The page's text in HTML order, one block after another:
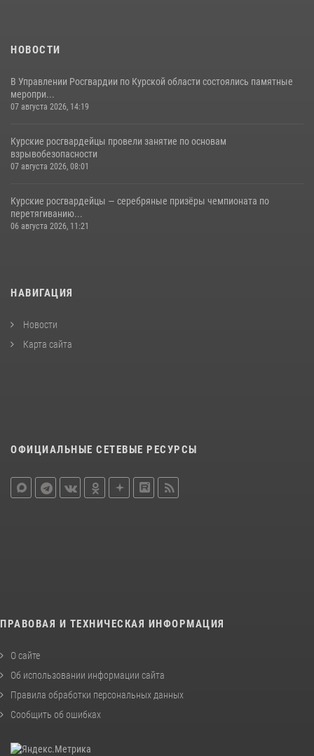
НОВОСТИ
В Управлении Росгвардии по Курской области состоялись памятные
меропри...
07 августа 2026, 14:19
Курские росгвардейцы провели занятие по основам
взрывобезопасности
07 августа 2026, 08:01
Курские росгвардейцы — серебряные призёры чемпионата по
перетягиванию...
06 августа 2026, 11:21
НАВИГАЦИЯ
Новости
Карта сайта
ОФИЦИАЛЬНЫЕ СЕТЕВЫЕ РЕСУРСЫ
ПРАВОВАЯ И ТЕХНИЧЕСКАЯ ИНФОРМАЦИЯ
О сайте
Об использовании информации сайта
Правила обработки персональных данных
Сообщить об ошибках